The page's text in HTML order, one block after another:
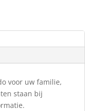
voor uw familie,
staan bij